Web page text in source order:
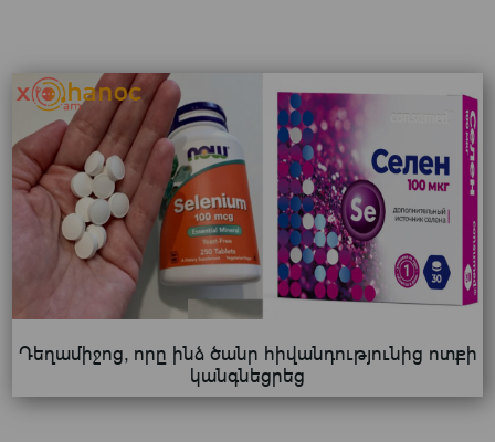
Դեղամիջոց, որը ինձ ծանր հիվանդությունից ոտքի
կանգնեցրեց